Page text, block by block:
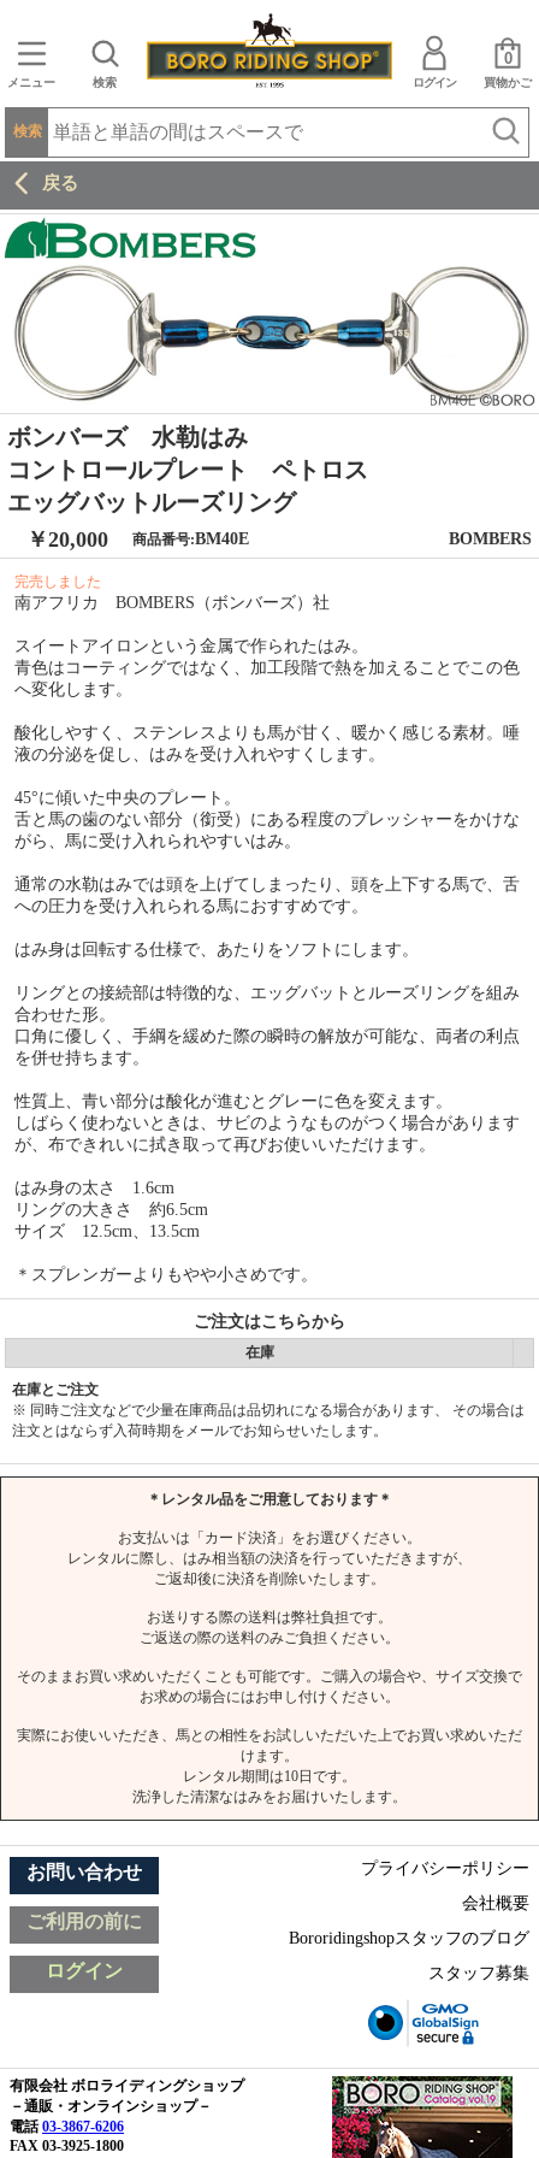
メニュー 検索 ログイン 買物かご
0
検索
戻る
ボンバーズ 水勒はみ
コントロールプレート ペトロス
エッグバットルーズリング
￥20,000 商品番号:BM40E BOMBERS
完売しました
南アフリカ BOMBERS（ボンバーズ）社
スイートアイロンという金属で作られたはみ。
青色はコーティングではなく、加工段階で熱を加えることでこの色
へ変化します。
酸化しやすく、ステンレスよりも馬が甘く、暖かく感じる素材。唾
液の分泌を促し、はみを受け入れやすくします。
45°に傾いた中央のプレート。
舌と馬の歯のない部分（銜受）にある程度のプレッシャーをかけな
がら、馬に受け入れられやすいはみ。
通常の水勒はみでは頭を上げてしまったり、頭を上下する馬で、舌
への圧力を受け入れられる馬におすすめです。
はみ身は回転する仕様で、あたりをソフトにします。
リングとの接続部は特徴的な、エッグバットとルーズリングを組み
合わせた形。
口角に優しく、手綱を緩めた際の瞬時の解放が可能な、両者の利点
を併せ持ちます。
性質上、青い部分は酸化が進むとグレーに色を変えます。
しばらく使わないときは、サビのようなものがつく場合があります
が、布できれいに拭き取って再びお使いいただけます。
はみ身の太さ 1.6cm
リングの大きさ 約6.5cm
サイズ 12.5cm、13.5cm
＊スプレンガーよりもやや小さめです。
ご注文はこちらから
在庫
在庫とご注文
※ 同時ご注文などで少量在庫商品は品切れになる場合があります、 その場合は
注文とはならず入荷時期をメールでお知らせいたします。
＊レンタル品をご用意しております＊
お支払いは「カード決済」をお選びください。
レンタルに際し、はみ相当額の決済を行っていただきますが、
ご返却後に決済を削除いたします。
お送りする際の送料は弊社負担です。
ご返送の際の送料のみご負担ください。
そのままお買い求めいただくことも可能です。ご購入の場合や、サイズ交換で
お求めの場合にはお申し付けください。
実際にお使いいただき、馬との相性をお試しいただいた上でお買い求めいただ
けます。
レンタル期間は10日です。
洗浄した清潔なはみをお届けいたします。
お問い合わせ
ご利用の前に
ログイン
プライバシーポリシー
会社概要
Bororidingshopスタッフのブログ
スタッフ募集
有限会社 ボロライディングショップ
－通販・オンラインショップ－
電話03-3867-6206
FAX 03-3925-1800